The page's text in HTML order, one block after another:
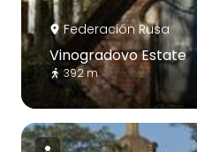
Federación Rusa
Vinogradovo Estate
392 m